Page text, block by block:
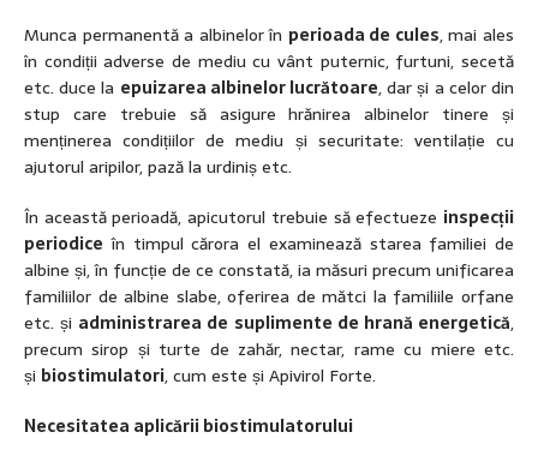
Munca permanentă a albinelor în perioada de cules, mai ales
în condiții adverse de mediu cu vânt puternic, furtuni, secetă
etc. duce la epuizarea albinelor lucrătoare, dar și a celor din
stup care trebuie să asigure hrănirea albinelor tinere și
menținerea condițiilor de mediu și securitate: ventilație cu
ajutorul aripilor, pază la urdiniș etc.
În această perioadă, apicutorul trebuie să efectueze inspecții
periodice în timpul cărora el examinează starea familiei de
albine și, în funcție de ce constată, ia măsuri precum unificarea
familiilor de albine slabe, oferirea de mătci la familiile orfane
etc. și administrarea de suplimente de hrană energetică,
precum sirop și turte de zahăr, nectar, rame cu miere etc.
și biostimulatori, cum este și Apivirol Forte.
Necesitatea aplicării biostimulatorului